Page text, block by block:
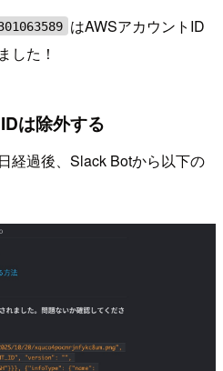
はAWSアカウントID
した！
は除外する
経過後、Slack Botから以下の